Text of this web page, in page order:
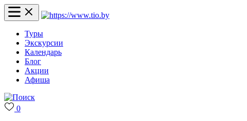
Туры
Экскурсии
Календарь
Блог
Акции
Афиша
0